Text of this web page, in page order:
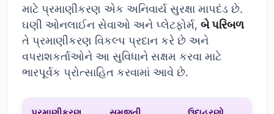
માટે પ્રમાણીકરણ એક અનિવાર્ય સુરક્ષા માપદંડ છે.
ઘણી ઓનલાઈન સેવાઓ અને પ્લેટફોર્મ, બે પરિબળ
તે પ્રમાણીકરણ વિકલ્પ પ્રદાન કરે છે અને
વપરાશકર્તાઓને આ સુવિધાને સક્ષમ કરવા માટે
ભારપૂર્વક પ્રોત્સાહિત કરવામાં આવે છે.